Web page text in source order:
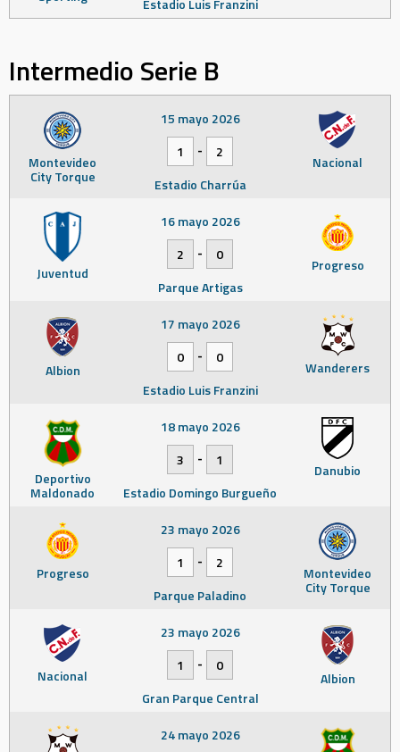
Estadio Luis Franzini
Intermedio Serie B
Montevideo
City Torque
Nacional
15 mayo 2026
1
-
2
Estadio Charrúa
Juventud Progreso
16 mayo 2026
2
-
0
Parque Artigas
Albion Wanderers
17 mayo 2026
0
-
0
Estadio Luis Franzini
Deportivo
Maldonado
Danubio
18 mayo 2026
3
-
1
Estadio Domingo Burgueño
Progreso Montevideo
City Torque
23 mayo 2026
1
-
2
Parque Paladino
Nacional Albion
23 mayo 2026
1
-
0
Gran Parque Central
24 mayo 2026